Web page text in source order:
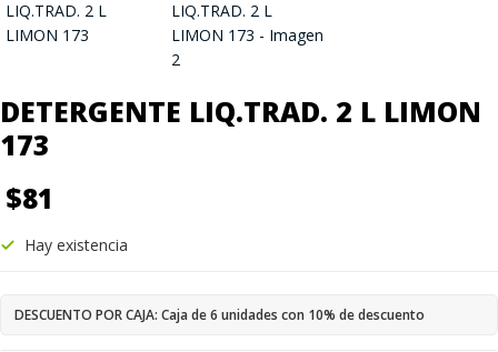
DETERGENTE LIQ.TRAD. 2 L LIMON
173
$81
Hay existencia
DESCUENTO POR CAJA: Caja de 6 unidades con 10% de descuento